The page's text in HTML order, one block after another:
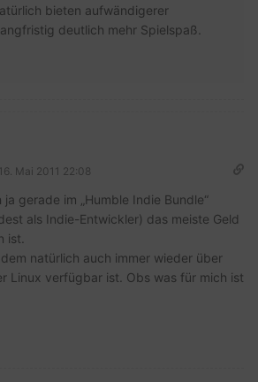
bieten aufwändigerer
deutlich mehr Spielspaß.
16. Mai 2011 22:08
ja gerade im „Humble Indie Bundle“
als Indie-Entwickler) das meiste Geld
ist.
natürlich auch immer wieder über
Linux verfügbar ist. Obs was für mich ist